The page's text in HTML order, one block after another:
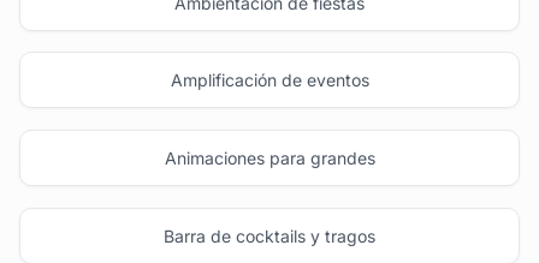
Amplificación de eventos
Animaciones para grandes
Barra de cocktails y tragos